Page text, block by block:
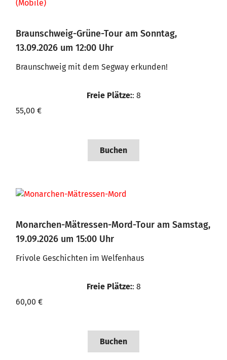
Braunschweig-Grüne-Tour am Sonntag,
13.09.2026 um 12:00 Uhr
Braunschweig mit dem Segway erkunden!
Freie Plätze:: 8
55,00 €
Buchen
Monarchen-Mätressen-Mord-Tour am Samstag,
19.09.2026 um 15:00 Uhr
Frivole Geschichten im Welfenhaus
Freie Plätze:: 8
60,00 €
Buchen